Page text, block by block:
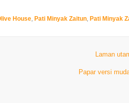
House, Pati Minyak Zaitun, Pati Minyak
Laman
Papar versi